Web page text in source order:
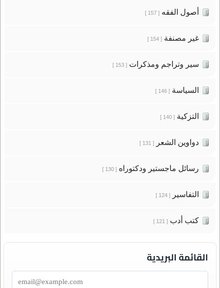
أصول الفقه[ 157 ]
غير مصنفة[ 154 ]
سير وتراجم ومذكرات[ 153 ]
السياسة[ 146 ]
التزكية[ 140 ]
دواوين الشعر[ 131 ]
رسائل ماجستير ودكتوراه[ 130 ]
التفاسير[ 124 ]
كتب أدب[ 121 ]
القائمة البريدية